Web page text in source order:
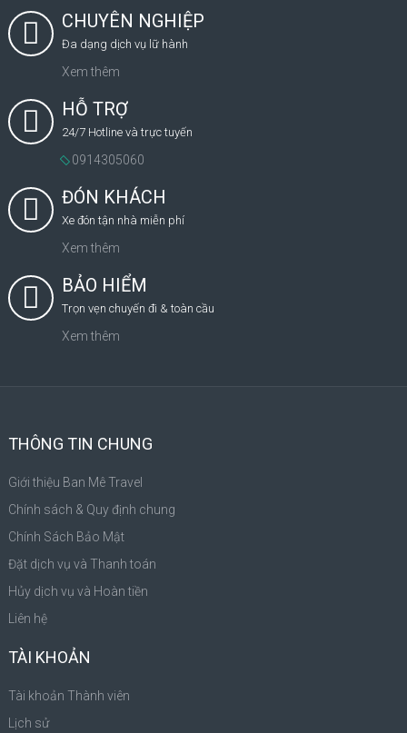
CHUYÊN NGHIỆP
Đa dạng dịch vụ lữ hành
Xem thêm
HỖ TRỢ
24/7 Hotline và trực tuyến
0914305060
ĐÓN KHÁCH
Xe đón tận nhà miễn phí
Xem thêm
BẢO HIỂM
Trọn vẹn chuyến đi & toàn cầu
Xem thêm
THÔNG TIN CHUNG
Giới thiệu Ban Mê Travel
Chính sách & Quy định chung
Chính Sách Bảo Mật
Đặt dịch vụ và Thanh toán
Hủy dịch vụ và Hoàn tiền
Liên hệ
TÀI KHOẢN
Tài khoản Thành viên
Lịch sử